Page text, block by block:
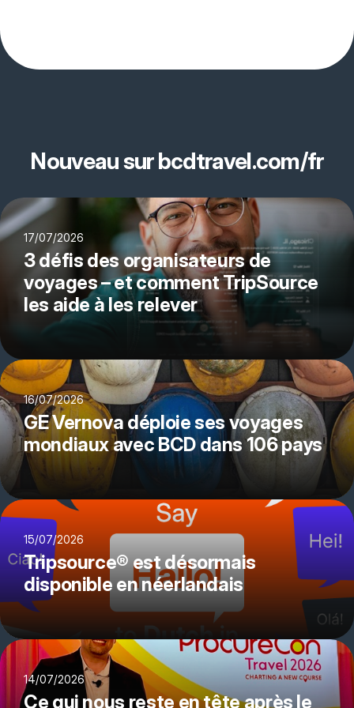
Nouveau sur bcdtravel.com/fr
17/07/2026
3 défis des organisateurs de
voyages – et comment TripSource
les aide à les relever
16/07/2026
GE Vernova déploie ses voyages
mondiaux avec BCD dans 106 pays
15/07/2026
Tripsource® est désormais
disponible en néerlandais
14/07/2026
Ce qui nous reste en tête après le